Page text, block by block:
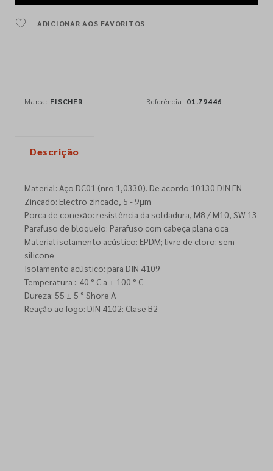
ADICIONAR AOS FAVORITOS
Marca: FISCHER Referência: 01.79446
Descrição
Material: Aço DC01 (nro 1,0330). De acordo 10130 DIN EN
Zincado: Electro zincado, 5 - 9µm
Porca de conexão: resistência da soldadura, M8 / M10, SW 13
Parafuso de bloqueio: Parafuso com cabeça plana oca
Material isolamento acústico: EPDM; livre de cloro; sem
silicone
Isolamento acústico: para DIN 4109
Temperatura :-40 ° C a + 100 ° C
Dureza: 55 ± 5 ° Shore A
Reação ao fogo: DIN 4102: Clase B2